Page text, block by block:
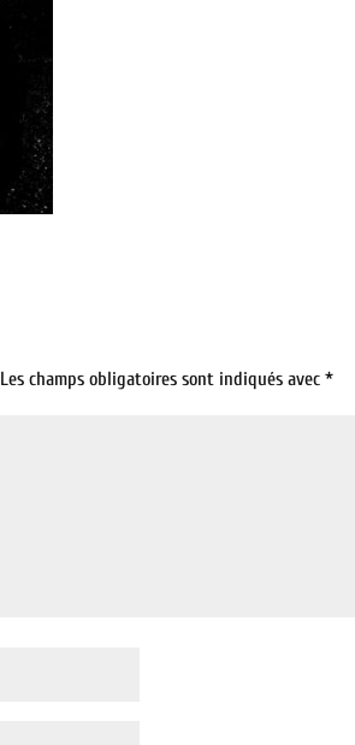
Les champs obligatoires sont indiqués avec*